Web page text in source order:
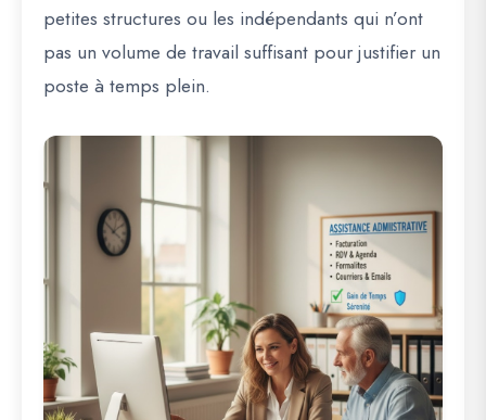
petites structures ou les indépendants qui n’ont
pas un volume de travail suffisant pour justifier un
poste à temps plein.